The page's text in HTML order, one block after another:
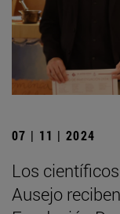
07 | 11 | 2024
Los
Ausejo